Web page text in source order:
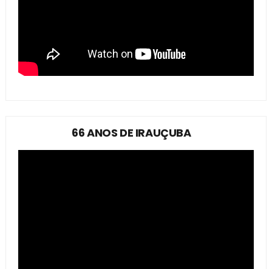
66 ANOS DE IRAUÇUBA